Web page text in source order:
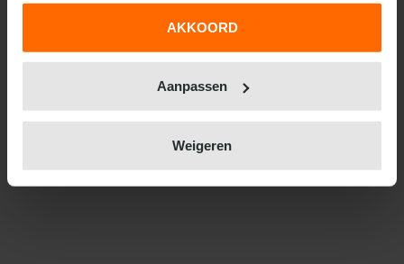
We werken samen met31 derdendie uw gegevens
AKKOORD
Aanpassen
Weigeren